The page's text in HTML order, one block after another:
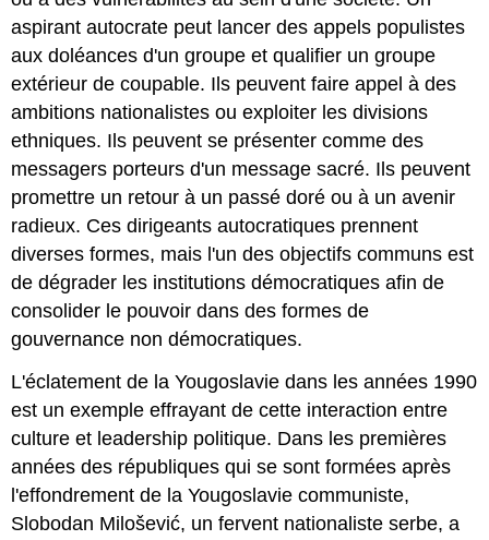
aspirant autocrate peut lancer des appels populistes
aux doléances d'un groupe et qualifier un groupe
extérieur de coupable. Ils peuvent faire appel à des
ambitions nationalistes ou exploiter les divisions
ethniques. Ils peuvent se présenter comme des
messagers porteurs d'un message sacré. Ils peuvent
promettre un retour à un passé doré ou à un avenir
radieux. Ces dirigeants autocratiques prennent
diverses formes, mais l'un des objectifs communs est
de dégrader les institutions démocratiques afin de
consolider le pouvoir dans des formes de
gouvernance non démocratiques.
L'éclatement de la Yougoslavie dans les années 1990
est un exemple effrayant de cette interaction entre
culture et leadership politique. Dans les premières
années des républiques qui se sont formées après
l'effondrement de la Yougoslavie communiste,
Slobodan Milošević, un fervent nationaliste serbe, a